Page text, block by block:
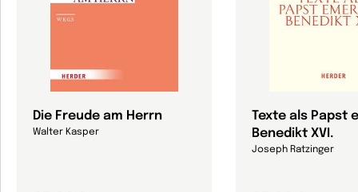
Die Freude am Herrn
Walter Kasper
Texte als Papst
Benedikt XVI.
Joseph Ratzinger